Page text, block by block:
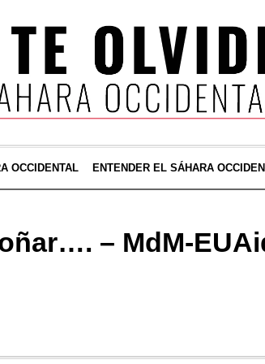
OCCIDENTAL ENTENDER EL SÁHARA
– MdM-